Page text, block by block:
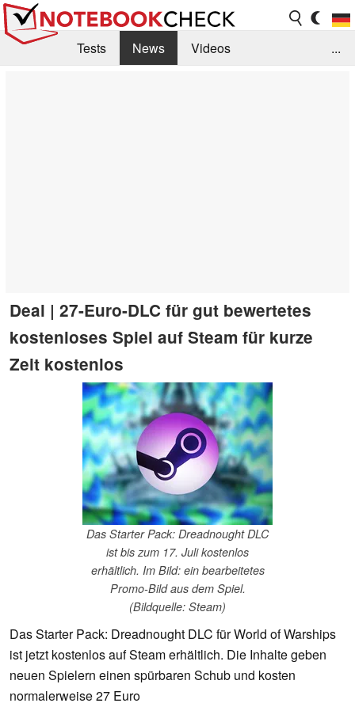
Tests News
Videos
...
Deal | 27-Euro-DLC für gut bewertetes
kostenloses Spiel auf Steam für kurze
Zeit kostenlos
Das Starter Pack: Dreadnought DLC
ist bis zum 17. Juli kostenlos
erhältlich. Im Bild: ein bearbeitetes
Promo-Bild aus dem Spiel.
(Bildquelle: Steam)
Das Starter Pack: Dreadnought DLC für World of Warships
ist jetzt kostenlos auf Steam erhältlich. Die Inhalte geben
neuen Spielern einen spürbaren Schub und kosten
normalerweise 27 Euro